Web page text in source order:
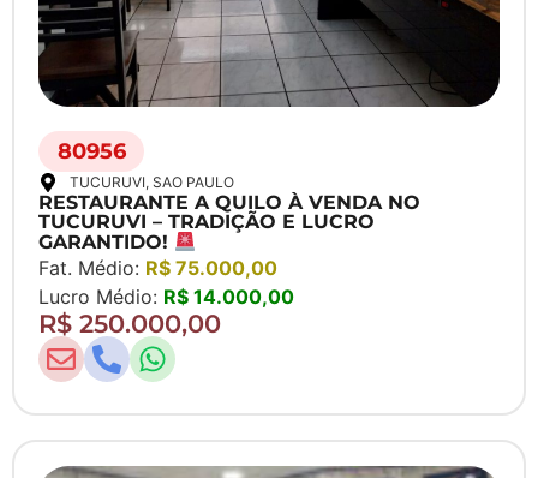
80956
TUCURUVI, SAO PAULO
RESTAURANTE A QUILO À VENDA NO
TUCURUVI – TRADIÇÃO E LUCRO
GARANTIDO!
Fat. Médio: R$ 75.000,00
Lucro Médio: R$ 14.000,00
R$ 250.000,00